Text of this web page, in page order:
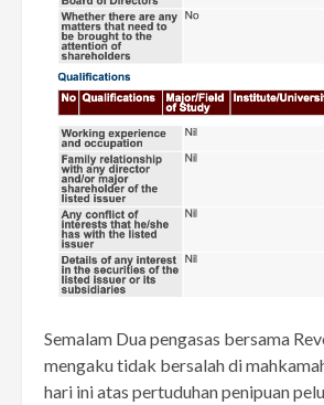
Semalam Dua pengasas bersama
mengaku tidak bersalah di
hari ini atas pertuduhan penipuan